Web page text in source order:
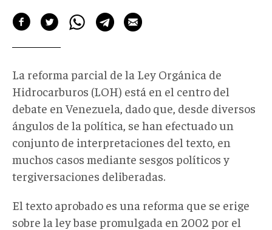
La reforma parcial de la Ley Orgánica de
Hidrocarburos (LOH) está en el centro del
debate en Venezuela, dado que, desde diversos
ángulos de la política, se han efectuado un
conjunto de interpretaciones del texto, en
muchos casos mediante sesgos políticos y
tergiversaciones deliberadas.
El texto aprobado es una reforma que se erige
sobre la ley base promulgada en 2002 por el